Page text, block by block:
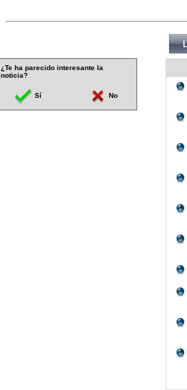
¿Te ha parecido interesante la
noticia?
Sí No